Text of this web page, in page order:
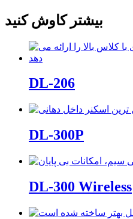
بیشتر کاوش کنید
DL-206
DL-300P
DL-300 Wireless